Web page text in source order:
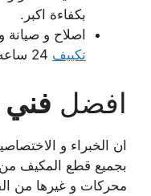
بكفاءة اكبر.
اصلاح و
تكييف
افضل فني
ان الخبراء و
بجميع قطع المكيف
محركات و غيرها من